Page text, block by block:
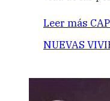
Leer más
NUEVAS